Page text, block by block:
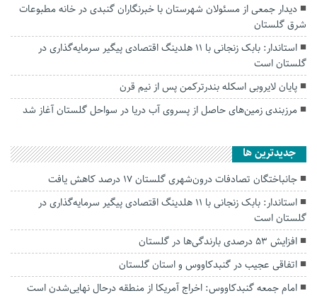
دیدار جمعی از مسئولان شهرستان با خبرنگاران گنبدی در خانه مطبوعات
شرق گلستان
استاندار: بابک زنجانی با ۱۱ هلدینگ اقتصادی پیگیر سرمایه‌گذاری در
گلستان است
پایان لایروبی اسکله بندرترکمن پس از نیم قرن
مرزبندی زمین‌های حاصل از پسروی آب دریا در سواحل گلستان آغاز شد
جديدترين ها
جانباختگان تصادفات درون‌شهری گلستان ۱۷ درصد کاهش یافت
استاندار: بابک زنجانی با ۱۱ هلدینگ اقتصادی پیگیر سرمایه‌گذاری در
گلستان است
افزایش ۵۳ درصدی بارندگی‌ها در گلستان
اتفاقی عجیب در‌ گنبدکاووس و استان گلستان
امام جمعه گنبدکاووس: اخراج آمریکا از منطقه درحال نهایی‌شدن است